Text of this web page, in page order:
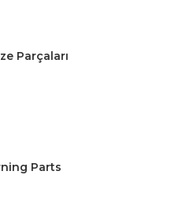
Parçaları
Parts